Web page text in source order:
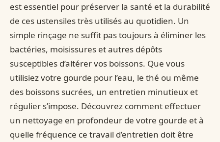
est essentiel pour préserver la santé et la durabilité
de ces ustensiles très utilisés au quotidien. Un
simple rinçage ne suffit pas toujours à éliminer les
bactéries, moisissures et autres dépôts
susceptibles d’altérer vos boissons. Que vous
utilisiez votre gourde pour l’eau, le thé ou même
des boissons sucrées, un entretien minutieux et
régulier s’impose. Découvrez comment effectuer
un nettoyage en profondeur de votre gourde et à
quelle fréquence ce travail d’entretien doit être